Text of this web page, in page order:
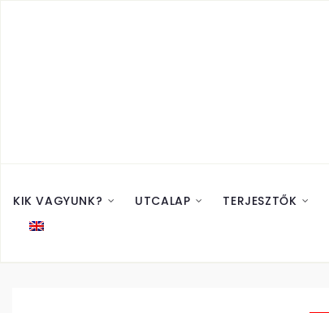
KIK VAGYUNK? UTCALAP TERJESZTŐK